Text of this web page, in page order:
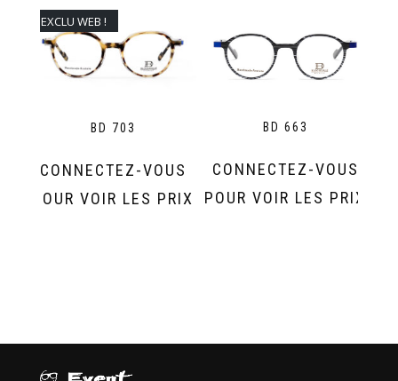
EXCLU WEB !
BD 703
CONNECTEZ-VOUS
POUR VOIR LES PRIX
BD 663
CONNECTEZ-VOUS
POUR VOIR LES PRIX